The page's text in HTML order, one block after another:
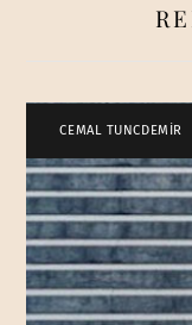
CEMAL TUNCDEMİR